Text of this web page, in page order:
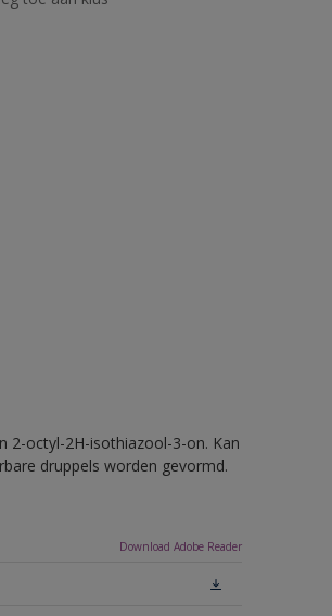
2-octyl-2H-isothiazool-3-on. Kan
druppels worden gevormd.
Download Adobe Reader